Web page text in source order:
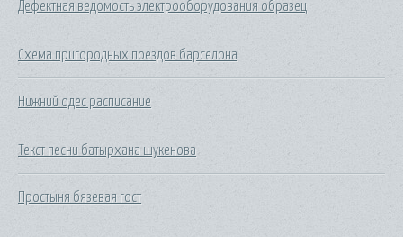
Дефектная ведомость электрооборудования образец
Схема пригородных поездов барселона
Нижний одес расписание
Текст песни батырхана шукенова
Простыня бязевая гост